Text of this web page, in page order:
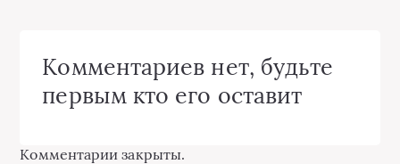
Комментариев нет, будьте
первым кто его оставит
Комментарии закрыты.